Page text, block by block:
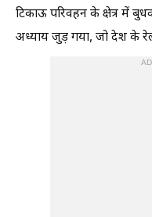
टिकाऊ परिवहन के क्षेत्र में
अध्याय जुड़ गया, जो देश के